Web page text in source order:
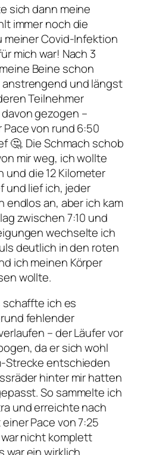
sich dann meine
immer noch die
meiner Covid-Infektion
mich war! Nach 3
Beine schon
und längst
Teilnehmer
gezogen –
von rund 6:50
🤔. Die Schmach schob
mir weg, ich wollte
und die 12 Kilometer
und lief ich, jeder
endlos an, aber ich kam
zwischen 7:10 und
wechselte ich
deutlich in den roten
ich meinen Körper
wollte.
schaffte ich es
fehlender
– der Läufer vor
da er sich wohl
Strecke entschieden
hinter mir hatten
So sammelte ich
und erreichte nach
Pace von 7:25
nicht komplett